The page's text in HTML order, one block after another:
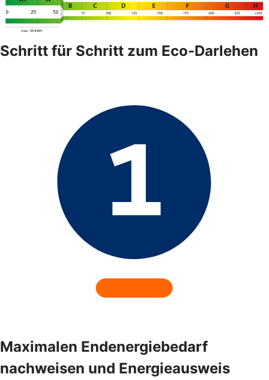
Schritt für Schritt zum Eco-Darlehen
Maximalen Endenergiebedarf
nachweisen und Energieausweis